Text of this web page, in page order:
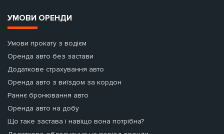
УМОВИ ОРЕНДИ
Умови прокату з водієм
Оренда авто без застави
Додаткове страхування авто
Оренда авто з виїздом за кордон
Раннє бронювання авто
Оренда авто на добу
Що таке застава і навіщо вона потрібна?